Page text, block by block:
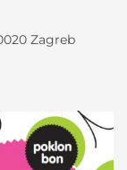
Zagreb